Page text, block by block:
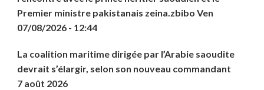
Premier ministre pakistanais zeina.zbibo Ven
07/08/2026 - 12:44
La coalition maritime dirigée par l’Arabie saoudite
devrait s’élargir, selon son nouveau commandant
7 août 2026